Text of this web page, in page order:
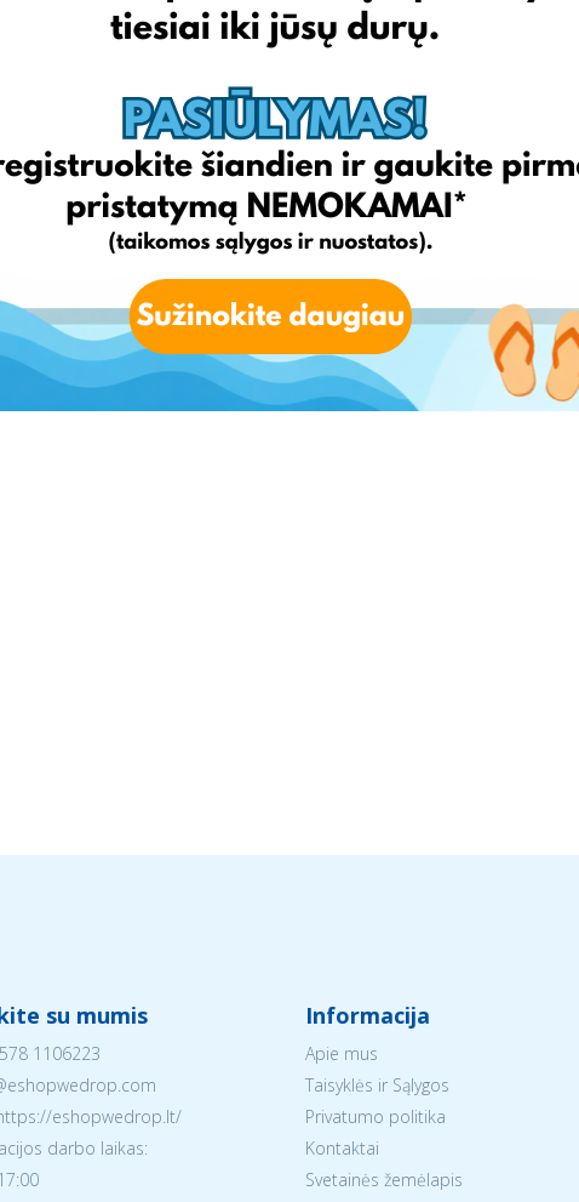
pasiūlymu: pirmas Juodojo penktadienio pristatymas
sistemoje, tuomet patvirtinus tapatybę galėsite matyti
pristatymo nuolaida bus automatiškai pridėta į Jūsų
dienos (to momento, kai pasitvirtinote savo tapatybę
paslaugai. Nuolaidos suma 10 eurų. Nuolaidos
EshopWedrop nuolaidomis.
su mumis
1106223
eshopwedrop.lt/
darbo laikas:
Informacija
Apie mus
Taisyklės ir Sąlygos
Privatumo politika
Kontaktai
Svetainės žemėlapis